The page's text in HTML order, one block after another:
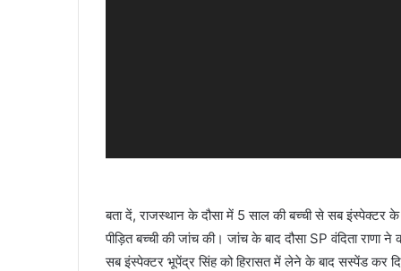
बता दें, राजस्थान के दौसा में 5 साल की बच्ची से सब इंस्पेक्टर
पीड़ित बच्ची की जांच की। जांच के बाद दौसा SP वंदिता राणा
सब इंस्पेक्टर भूपेंद्र सिंह को हिरासत में लेने के बाद सस्पेंड कर